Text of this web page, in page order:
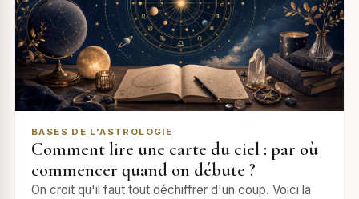
BASES DE L'ASTROLOGIE
Comment lire une carte du ciel : par où
commencer quand on débute ?
On croit qu'il faut tout déchiffrer d'un coup. Voici la